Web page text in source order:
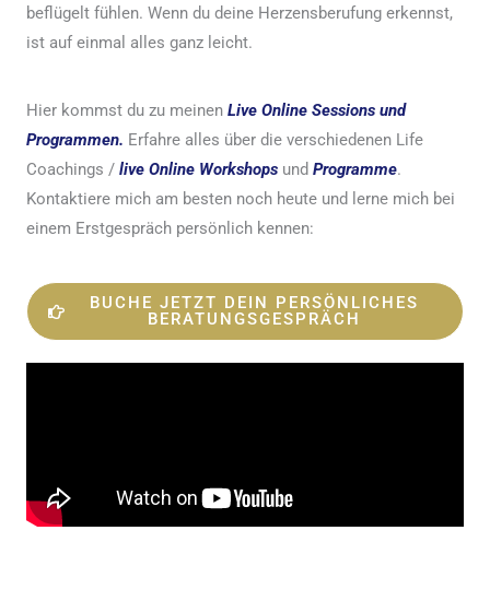
beflügelt fühlen. Wenn du deine Herzensberufung erkennst,
ist auf einmal alles ganz leicht.
Hier kommst du zu meinen Live Online Sessions und
Programmen. Erfahre alles über die verschiedenen Life
Coachings / live Online Workshops und Programme.
Kontaktiere mich am besten noch heute und lerne mich bei
einem Erstgespräch persönlich kennen:
BUCHE JETZT DEIN PERSÖNLICHES
BERATUNGSGESPRÄCH